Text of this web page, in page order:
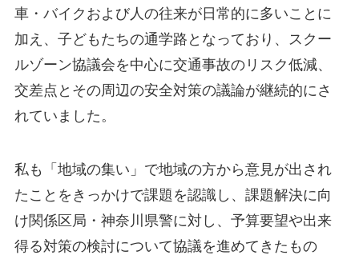
車・バイクおよび人の往来が日常的に多いことに
加え、子どもたちの通学路となっており、スクー
ルゾーン協議会を中心に交通事故のリスク低減、
交差点とその周辺の安全対策の議論が継続的にさ
れていました。
私も「地域の集い」で地域の方から意見が出され
たことをきっかけで課題を認識し、課題解決に向
け関係区局・神奈川県警に対し、予算要望や出来
得る対策の検討について協議を進めてきたもの